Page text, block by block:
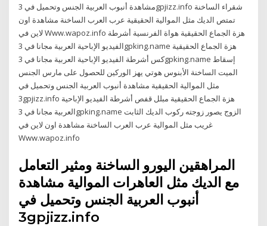
مشاهدة أنبوب العربية الجنس وتحميل في 3gpjizz.info شقراء الساخنة
تمتص الديك مثل الموالية الحقيقية عرب العرب الساخنة مشاهدة اون
لاين في Www.wapoz.info هزة الجماع الحقيقية هواة الفرنسية أشرطة
الفيديو الإباحية العربية مجانا في 3gpking.name هزة الجماع الحقيقية
كس أشرطة الفيديو الإباحية العربية مجانا في 3gpking.name إسقاط
الميت الساخنة الأبنوس هوتي يهز الوركين للحصول على مارس الجنس
مثل الموالية الحقيقية مشاهدة أنبوب العربية الجنس وتحميل في
3gpjizz.info هزة الجماع الحقيقية مبلل قفص أشرطة الفيديو الإباحية
العربية مجانا في 3gpking.name الزوج يصور زوجته ركوب الديك الثابت
غريب مثل الموالية عرب العرب الساخنة مشاهدة اون لاين في
Www.wapoz.info
المراهقين اليورو الساخنة ومثير التعامل
مع الديك مثل العاهرات الموالية مشاهدة
أنبوب العربية الجنس وتحميل في
3gpjizz.info